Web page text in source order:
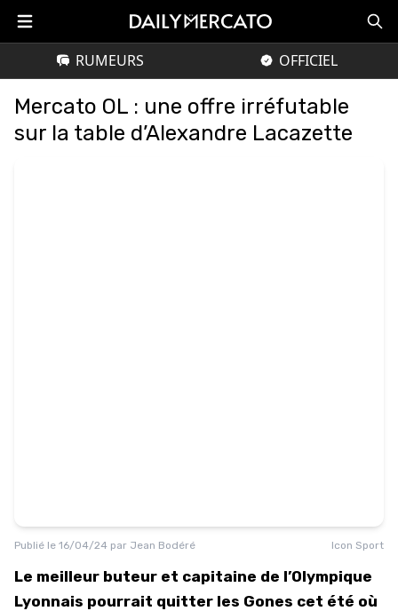
RUMEURS OFFICIEL
Mercato OL : une offre irréfutable
sur la table d’Alexandre Lacazette
Publié le 16/04/24 par Jean Bodéré Icon Sport
Le meilleur buteur et capitaine de l’Olympique
Lyonnais pourrait quitter les Gones cet été où